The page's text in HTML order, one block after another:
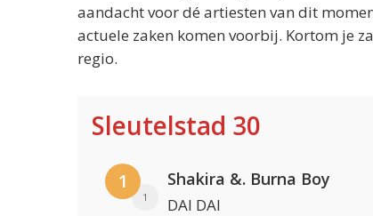
aandacht voor dé artiesten van dit
actuele zaken komen voorbij. Kortom je
regio.
Sleutelstad 30
1
1
Shakira &. Burna Boy
DAI DAI